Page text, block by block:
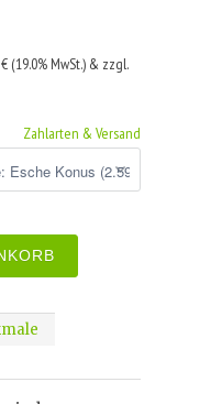
(19.0% MwSt.) & zzgl.
Zahlarten & Versand